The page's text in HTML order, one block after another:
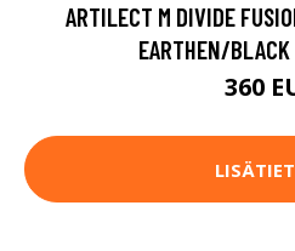
ARTILECT M DIVIDE
EARTHEN/
360